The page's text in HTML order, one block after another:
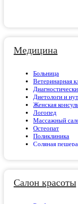
Медицина
Больница
Ветеринарная
Диетологи и
Женская
Логопед
Массажный
Остеопат
Поликлиника
Соляная пещера
Салон красоты